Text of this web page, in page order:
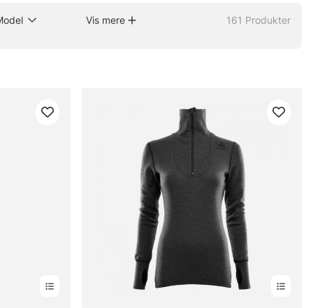
Vis mere 161 Produkter